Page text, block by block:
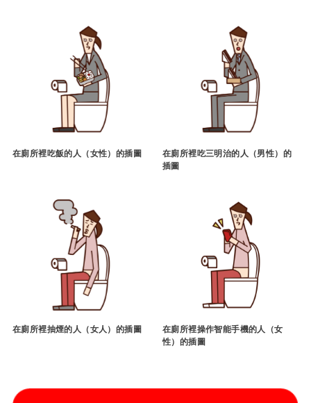
在廁所裡吃飯的人（女性）的插圖
在廁所裡吃三明治的人（男性）的
插圖
在廁所裡抽煙的人（女人）的插圖
在廁所裡操作智能手機的人（女
性）的插圖